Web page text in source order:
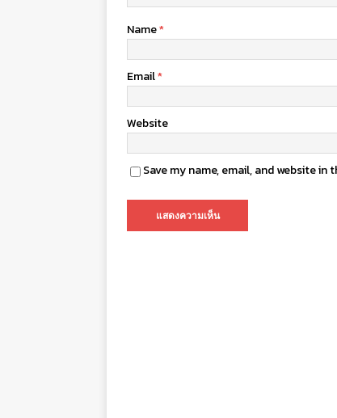
Name*
Email*
Website
Save my name, email, and website